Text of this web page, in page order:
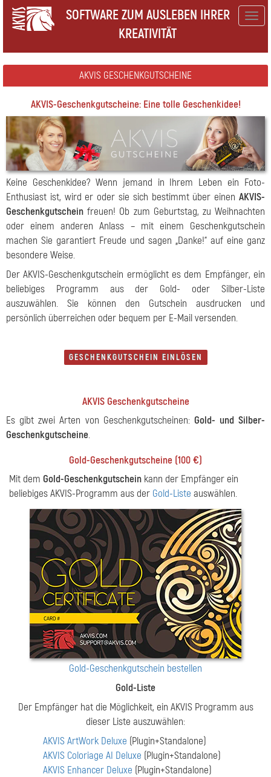
SOFTWARE ZUM AUSLEBEN IHRER
KREATIVITÄT
AKVIS GESCHENKGUTSCHEINE
AKVIS-Geschenkgutscheine: Eine tolle Geschenkidee!
Keine Geschenkidee? Wenn jemand in Ihrem Leben ein Foto-
Enthusiast ist, wird er oder sie sich bestimmt über einen AKVIS-
Geschenkgutschein freuen! Ob zum Geburtstag, zu Weihnachten
oder einem anderen Anlass – mit einem Geschenkgutschein
machen Sie garantiert Freude und sagen „Danke!“ auf eine ganz
besondere Weise.
Der AKVIS-Geschenkgutschein ermöglicht es dem Empfänger, ein
beliebiges Programm aus der Gold- oder Silber-Liste
auszuwählen. Sie können den Gutschein ausdrucken und
persönlich überreichen oder bequem per E-Mail versenden.
GESCHENKGUTSCHEIN EINLÖSEN
AKVIS Geschenkgutscheine
Es gibt zwei Arten von Geschenkgutscheinen: Gold- und Silber-
Geschenkgutscheine.
Gold-Geschenkgutscheine (100 €)
Mit dem Gold-Geschenkgutschein kann der Empfänger ein
beliebiges AKVIS-Programm aus der Gold-Liste auswählen.
Gold-Geschenkgutschein bestellen
Gold-Liste
Der Empfänger hat die Möglichkeit, ein AKVIS Programm aus
dieser Liste auszuwählen:
AKVIS ArtWork Deluxe (Plugin+Standalone)
AKVIS Coloriage AI Deluxe (Plugin+Standalone)
AKVIS Enhancer Deluxe (Plugin+Standalone)